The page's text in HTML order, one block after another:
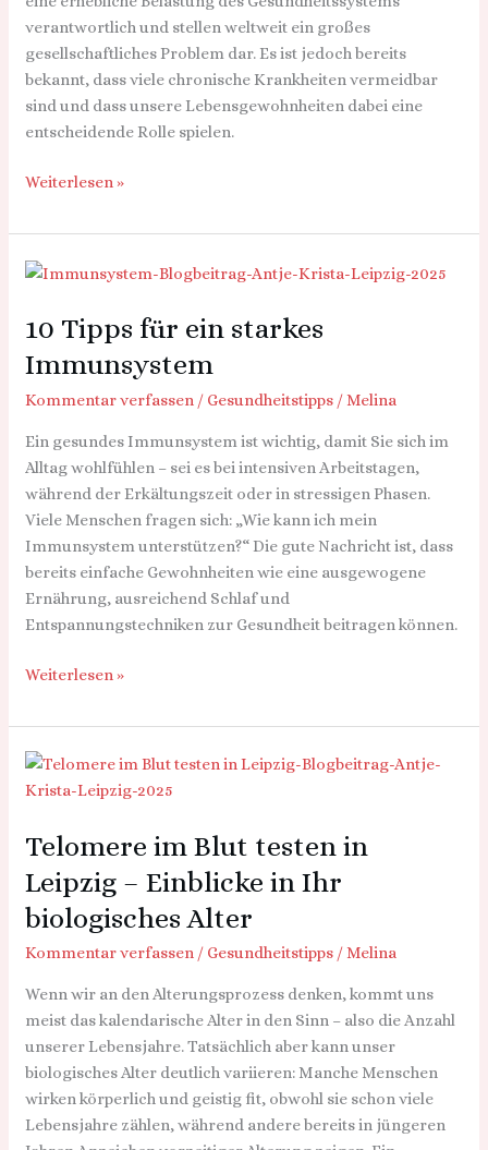
verantwortlich und stellen weltweit ein großes
gesellschaftliches Problem dar. Es ist jedoch bereits
bekannt, dass viele chronische Krankheiten vermeidbar
sind und dass unsere Lebensgewohnheiten dabei eine
entscheidende Rolle spielen.
Weiterlesen »
10 Tipps für ein starkes
Immunsystem
Kommentar verfassen / Gesundheitstipps /Melina
Ein gesundes Immunsystem ist wichtig, damit Sie sich im
Alltag wohlfühlen – sei es bei intensiven Arbeitstagen,
während der Erkältungszeit oder in stressigen Phasen.
Viele Menschen fragen sich: „Wie kann ich mein
Immunsystem unterstützen?“ Die gute Nachricht ist, dass
bereits einfache Gewohnheiten wie eine ausgewogene
Ernährung, ausreichend Schlaf und
Entspannungstechniken zur Gesundheit beitragen können.
10
für
starkes
Immunsystem
Weiterlesen »
Telomere im Blut testen in
Leipzig – Einblicke in Ihr
biologisches Alter
Kommentar verfassen / Gesundheitstipps /Melina
Wenn wir an den Alterungsprozess denken, kommt uns
meist das kalendarische Alter in den Sinn – also die Anzahl
unserer Lebensjahre. Tatsächlich aber kann unser
biologisches Alter deutlich variieren: Manche Menschen
wirken körperlich und geistig fit, obwohl sie schon viele
Lebensjahre zählen, während andere bereits in jüngeren
Telomere
im
testen
Leipzig
–
Einblicke
Ihr
biologisches
Alter